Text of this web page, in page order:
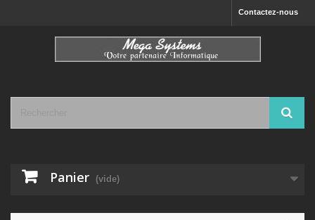
Contactez-nous
Panier (vide)